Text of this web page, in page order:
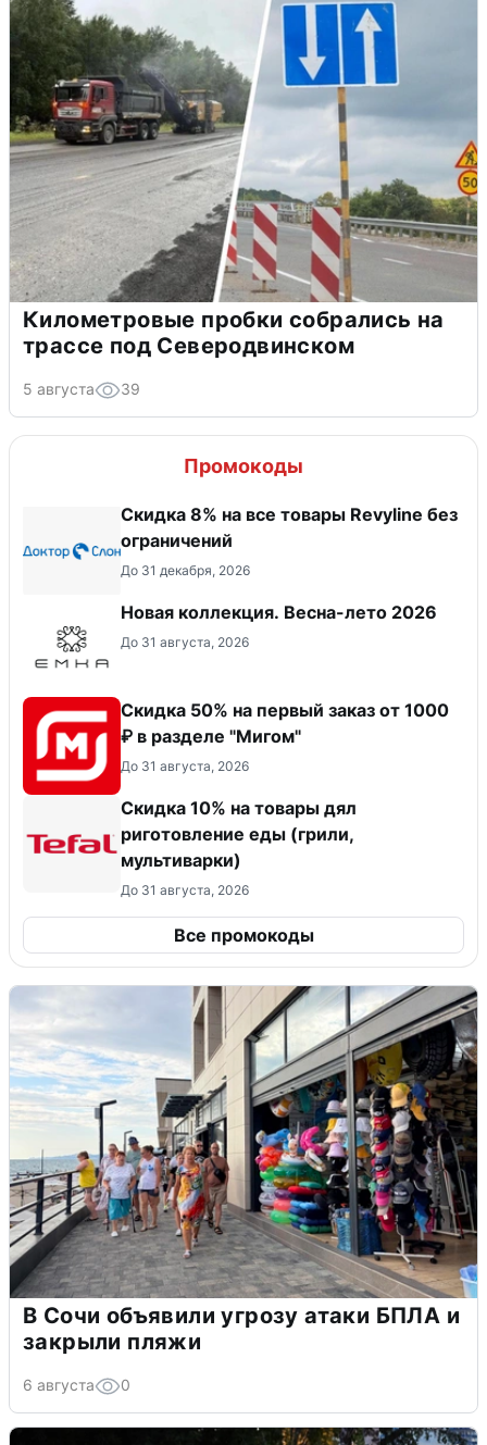
Километровые пробки собрались на
трассе под Северодвинском
5 августа 39
Промокоды
​Скидка 8% на все товары Revyline без
ограничений
До 31 декабря, 2026
Новая коллекция. Весна-лето 2026
До 31 августа, 2026
Скидка 50% на первый заказ от 1000
₽ в разделе "Мигом"
До 31 августа, 2026
Скидка 10% на товары дял
риготовление еды (грили,
мультиварки)
До 31 августа, 2026
Все промокоды
В Сочи объявили угрозу атаки БПЛА и
закрыли пляжи
6 августа 0